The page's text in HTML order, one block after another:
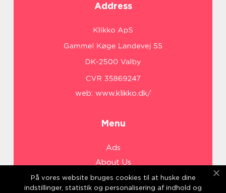
Address
web: www.klikko.dk/
Menu
Ads
About Us
Cookies
På vores website bruges cookies til at huske dine
indstillinger, statistik og personalisering af indhold og